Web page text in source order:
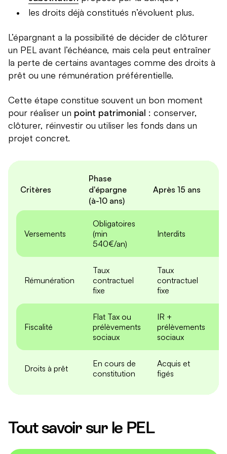
les droits déjà constitués n’évoluent plus.
L’épargnant a la possibilité de décider de clôturer
un PEL avant l’échéance, mais cela peut entraîner
la perte de certains avantages comme des droits à
prêt ou une rémunération préférentielle.
Cette étape constitue souvent un bon moment
pour réaliser un point patrimonial : conserver,
clôturer, réinvestir ou utiliser les fonds dans un
projet concret.
Critères
Phase
d'épargne
(à-10 ans)
Après 15 ans
Versements
Obligatoires
(min
540€/an)
Interdits
Rémunération
Taux
contractuel
fixe
Taux
contractuel
fixe
Fiscalité
Flat Tax ou
prélèvements
sociaux
IR +
prélèvements
sociaux
Droits à prêt
En cours de
constitution
Acquis et
figés
Tout savoir sur le PEL